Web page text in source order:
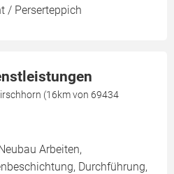
/ Perserteppich
(16km von 69434
Arbeiten,
Durchführung,